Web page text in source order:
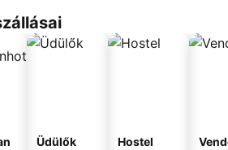
Üdülők Hostel